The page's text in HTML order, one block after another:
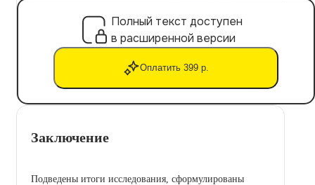
Полный текст доступен
в расширенной версии
Оплатить 399 р.
Заключение
Подведены итоги исследования, сформулированы